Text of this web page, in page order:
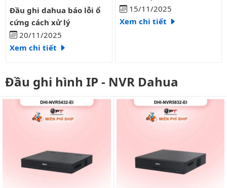
Đầu ghi dahua báo lỗi ổ cứng cách xử lý
Đầu ghi dahua báo lỗi ổ
cứng cách xử lý
20/11/2025
Xem chi tiết
15/11/2025
Xem chi tiết
Đầu ghi hình IP - NVR Dahua